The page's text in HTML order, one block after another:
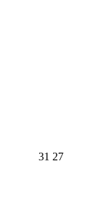
31 27